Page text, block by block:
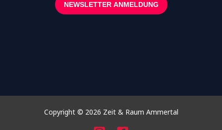
NEWSLETTER ANMELDUNG
Copyright © 2026 Zeit & Raum Ammertal